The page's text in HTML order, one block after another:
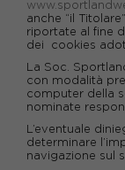
anche “il
riportate al fine
dei cookies
La Soc.
con modalità
computer della
nominate
L’eventuale
determinare
navigazione sul